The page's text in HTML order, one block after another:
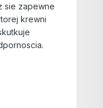
sie zapewne
krewni